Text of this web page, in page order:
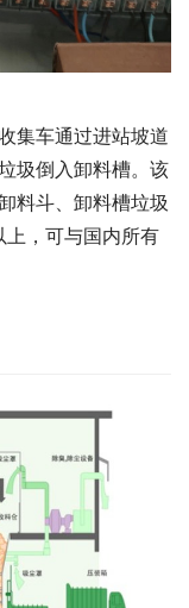
集车通过进站坡道
圾倒入卸料槽。该
料斗、卸料槽垃圾
，可与国内所有